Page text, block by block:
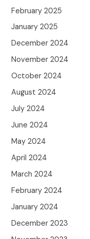
February 2025
January 2025
December 2024
November 2024
October 2024
August 2024
July 2024
June 2024
May 2024
April 2024
March 2024
February 2024
January 2024
December 2023